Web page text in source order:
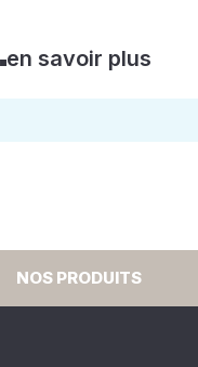
en savoir plus
NOS PRODUITS